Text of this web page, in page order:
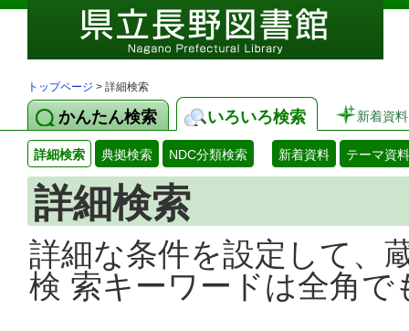
トップページ > 詳細検索
かんたん検索 いろいろ検索 新着資料
詳細検索 典拠検索 NDC分類検索 新着資料 テーマ資料
詳細検索
詳細な条件を設定して、
検 索キーワードは全角